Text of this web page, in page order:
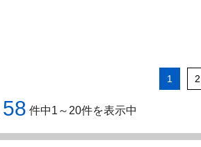
1 2
58 件中1～20件を表示中